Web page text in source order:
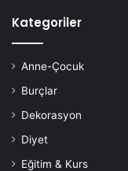
Kategoriler
Anne-Çocuk
Burçlar
Dekorasyon
Diyet
Eğitim & Kurs